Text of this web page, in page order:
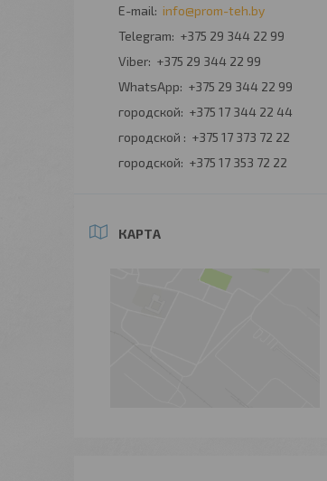
info@prom-teh.by
+375 29 344 22 99
+375 29 344 22 99
+375 29 344 22 99
городской
+375 17 344 22 44
городской
+375 17 373 72 22
городской
+375 17 353 72 22
КАРТА